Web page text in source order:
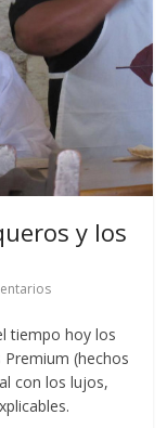
y los
tiempo hoy los
(hechos
con los lujos,